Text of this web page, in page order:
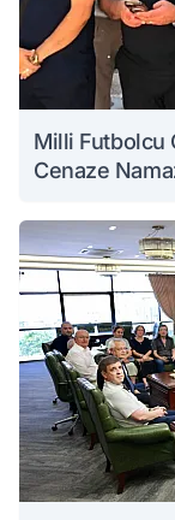
Milli Futbolcu
Cenaze